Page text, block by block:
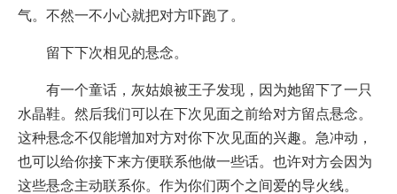
气。不然一不小心就把对方吓跑了。
留下下次相见的悬念。
有一个童话，灰姑娘被王子发现，因为她留下了一只
水晶鞋。然后我们可以在下次见面之前给对方留点悬念。
这种悬念不仅能增加对方对你下次见面的兴趣。急冲动，
也可以给你接下来方便联系他做一些话。也许对方会因为
这些悬念主动联系你。作为你们两个之间爱的导火线。